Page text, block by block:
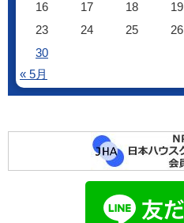
« 5月
16
17 18 19
23
24 25 26
30